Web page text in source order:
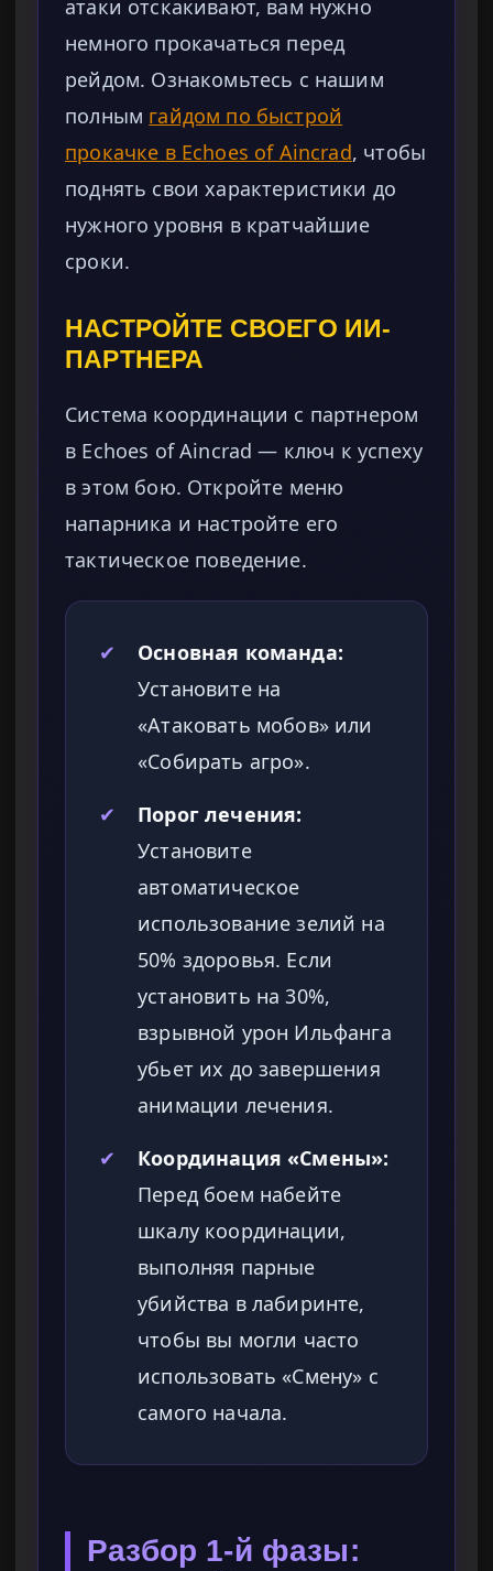
атаки отскакивают, вам нужно
немного прокачаться перед
рейдом. Ознакомьтесь с нашим
полным гайдом по быстрой
прокачке в Echoes of Aincrad, чтобы
поднять свои характеристики до
нужного уровня в кратчайшие
сроки.
НАСТРОЙТЕ СВОЕГО ИИ-
ПАРТНЕРА
Система координации с партнером
в Echoes of Aincrad — ключ к успеху
в этом бою. Откройте меню
напарника и настройте его
тактическое поведение.
✔
Основная команда:
Установите на
«Атаковать мобов» или
«Собирать агро».
✔
Порог лечения:
Установите
автоматическое
использование зелий на
50% здоровья. Если
установить на 30%,
взрывной урон Ильфанга
убьет их до завершения
анимации лечения.
✔
Координация «Смены»:
Перед боем набейте
шкалу координации,
выполняя парные
убийства в лабиринте,
чтобы вы могли часто
использовать «Смену» с
самого начала.
Разбор 1-й фазы: